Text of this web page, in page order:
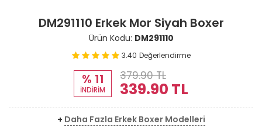
DM291110 Erkek Mor Siyah Boxer
Ürün Kodu: DM291110
3.40 Değerlendirme
% 11
İNDİRİM
379.90 TL
339.90 TL
+ Daha Fazla Erkek Boxer Modelleri